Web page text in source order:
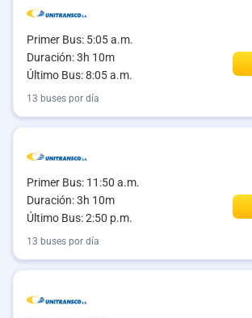
Primer Bus: 5:05 a.m.
Duración: 3h 10m
Último Bus: 8:05 a.m.
13 buses por día
Primer Bus: 11:50 a.m.
Duración: 3h 10m
Último Bus: 2:50 p.m.
13 buses por día